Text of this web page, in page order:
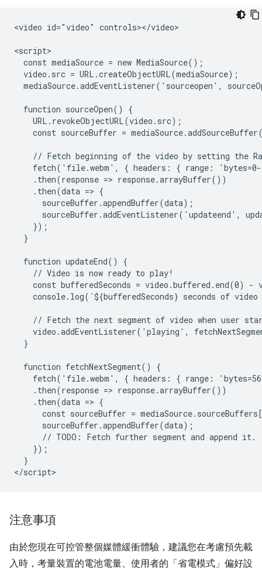
<video id="video" controls></video>
<script>
  const mediaSource = new MediaSource();
  video.src = URL.createObjectURL(mediaSource);
mediaSource.addEventListener('sourceopen',
  function sourceOpen() {
    URL.revokeObjectURL(video.src);
const sourceBuffer =
// Fetch beginning of the video by setting the
fetch('file.webm', { headers: { range:
    .then(response => response.arrayBuffer())
    .then(data => {
      sourceBuffer.appendBuffer(data);
sourceBuffer.addEventListener('updateend',
    });
  }
  function updateEnd() {
    // Video is now ready to play!
const bufferedSeconds = video.buffered.end(0) -
console.log(`${bufferedSeconds} seconds of
// Fetch the next segment of video when user
video.addEventListener('playing',
  }
  function fetchNextSegment() {
fetch('file.webm', { headers: { range:
    .then(response => response.arrayBuffer())
    .then(data => {
const sourceBuffer =
      sourceBuffer.appendBuffer(data);
      // TODO: Fetch further segment and append it.
    });
  }
注意事項
由於您現在可控管整個媒體緩衝體驗，建議您在考慮預先載
入時，考量裝置的電池電量、使用者的「省電模式」偏好設